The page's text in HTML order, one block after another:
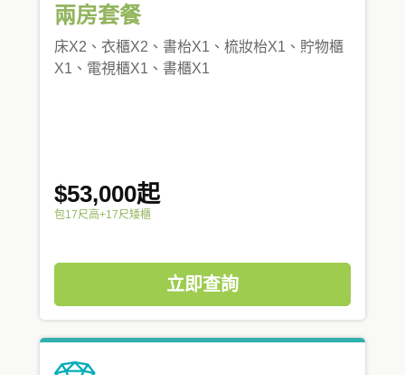
兩房套餐
床X2、衣櫃X2、書枱X1、梳妝枱X1、貯物櫃
X1、電視櫃X1、書櫃X1
$53,000起
包17尺高+17尺矮櫃
立即查詢